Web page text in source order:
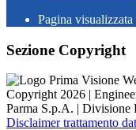
Pagina visualizzata
Sezione Copyright
Copyright 2026 |
Parma S.p.A. |
Disclaimer trattamento